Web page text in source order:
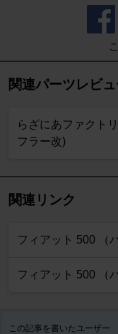
関連パーツレビ
らざにあファク
フラー改)
関連リンク
フィアット 500 （
フィアット 500 （
この記事を書いたユーザー